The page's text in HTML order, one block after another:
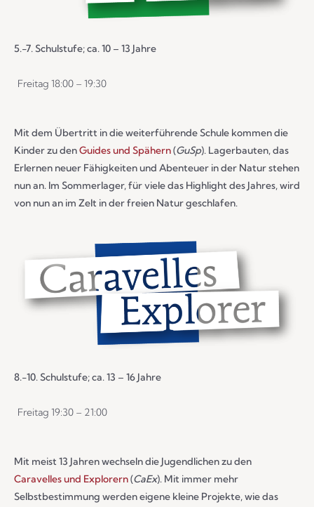
5.-7. Schulstufe; ca. 10 – 13 Jahre
Freitag 18:00 – 19:30
Mit dem Übertritt in die weiterführende Schule kommen die
Kinder zu denGuides und Spähern(GuSp). Lagerbauten, das
Erlernen neuer Fähigkeiten und Abenteuer in der Natur stehen
nun an. Im Sommerlager, für viele das Highlight des Jahres, wird
von nun an im Zelt in der freien Natur geschlafen.
8.-10. Schulstufe; ca. 13 – 16 Jahre
Freitag 19:30 – 21:00
Mit meist 13 Jahren wechseln die Jugendlichen zu den
Caravelles und Explorern(CaEx). Mit immer mehr
Selbstbestimmung werden eigene kleine Projekte, wie das